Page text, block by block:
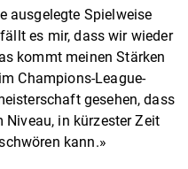
ausgelegte Spielweise
es mir, dass wir wieder
kommt meinen Stärken
Champions-League-
gesehen, dass
in kürzester Zeit
kann.»